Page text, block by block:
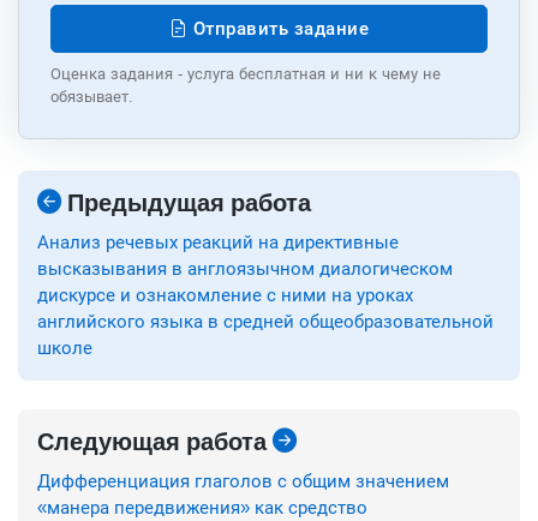
Отправить задание
Оценка задания - услуга бесплатная и ни к чему не
обязывает.
Предыдущая работа
Анализ речевых реакций на директивные
высказывания в англоязычном диалогическом
дискурсе и ознакомление с ними на уроках
английского языка в средней общеобразовательной
школе
Следующая работа
Дифференциация глаголов с общим значением
«манера передвижения» как средство